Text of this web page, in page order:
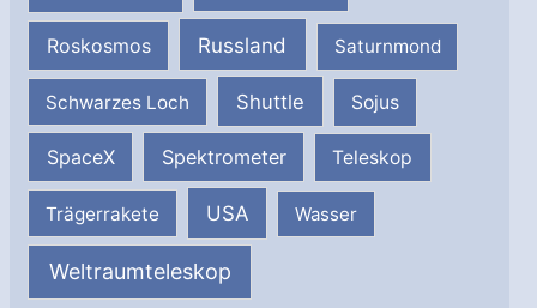
Roskosmos Russland Saturnmond
Schwarzes Loch Shuttle Sojus
SpaceX Spektrometer Teleskop
Trägerrakete USA Wasser
Weltraumteleskop